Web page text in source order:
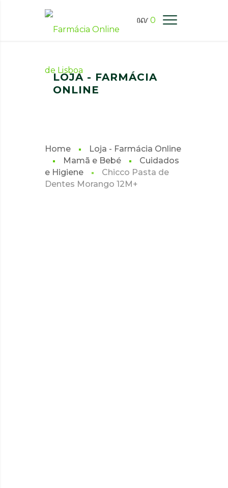
0
FARMÁCIA ONLINE LISBOA
LOJA - FARMÁCIA
ONLINE
Home
Loja - Farmácia Online
Mamã e Bebé
Cuidados
e Higiene
Chicco Pasta de
Dentes Morango 12M+